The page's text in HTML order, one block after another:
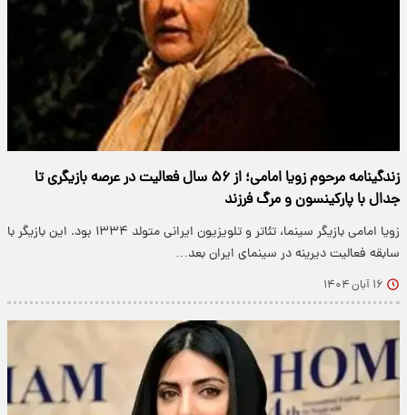
زندگینامه مرحوم زویا امامی؛ از ۵۶ سال فعالیت در عرصه بازیگری تا
جدال با پارکینسون و مرگ فرزند
زویا امامی بازیگر سینما، تئاتر و تلویزیون ایرانی متولد ۱۳۳۴ بود. این بازیگر با
سابقه فعالیت دیرینه در سینمای ایران بعد…
۱۶ آبان ۱۴۰۴